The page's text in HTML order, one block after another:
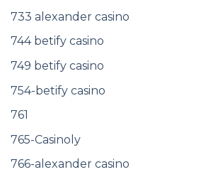
733 alexander casino
744 betify casino
749 betify casino
754-betify casino
761
765-Casinoly
766-alexander casino